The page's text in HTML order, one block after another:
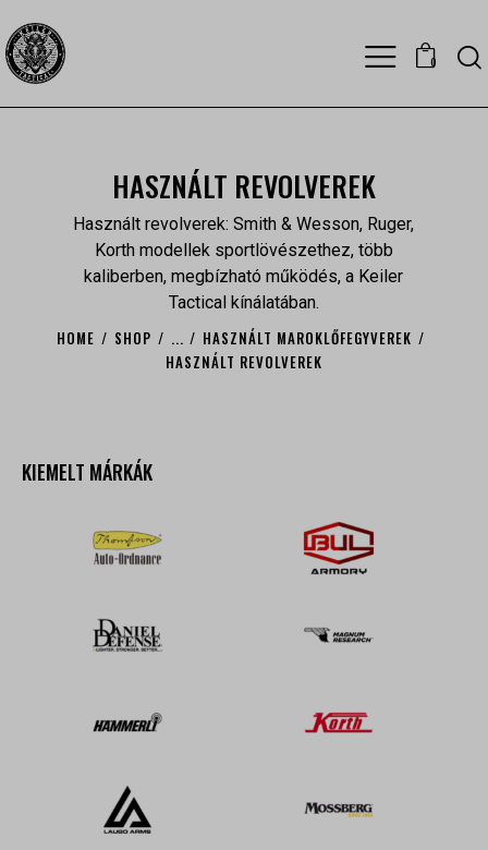
0
HASZNÁLT REVOLVEREK
Használt revolverek: Smith & Wesson, Ruger,
Korth modellek sportlövészethez, több
kaliberben, megbízható működés, a Keiler
Tactical kínálatában.
HOME SHOP ...
HASZNÁLT MAROKLŐFEGYVEREK
HASZNÁLT REVOLVEREK
KIEMELT MÁRKÁK